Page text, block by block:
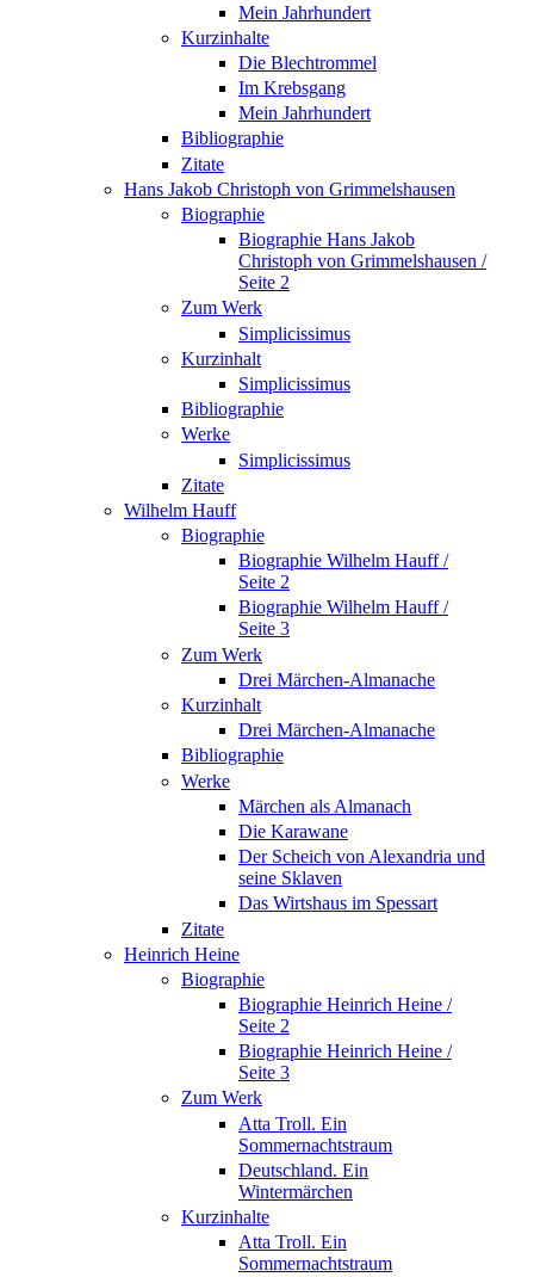
Mein Jahrhundert
Kurzinhalte
Die Blechtrommel
Im Krebsgang
Mein Jahrhundert
Bibliographie
Zitate
Hans Jakob Christoph von Grimmelshausen
Biographie
Biographie Hans Jakob
Christoph von Grimmelshausen /
Seite 2
Zum Werk
Simplicissimus
Kurzinhalt
Simplicissimus
Bibliographie
Werke
Simplicissimus
Zitate
Wilhelm Hauff
Biographie
Biographie Wilhelm Hauff /
Seite 2
Biographie Wilhelm Hauff /
Seite 3
Zum Werk
Drei Märchen-Almanache
Kurzinhalt
Drei Märchen-Almanache
Bibliographie
Werke
Märchen als Almanach
Die Karawane
Der Scheich von Alexandria und
seine Sklaven
Das Wirtshaus im Spessart
Zitate
Heinrich Heine
Biographie
Biographie Heinrich Heine /
Seite 2
Biographie Heinrich Heine /
Seite 3
Zum Werk
Atta Troll. Ein
Sommernachtstraum
Deutschland. Ein
Wintermärchen
Kurzinhalte
Atta Troll. Ein
Sommernachtstraum